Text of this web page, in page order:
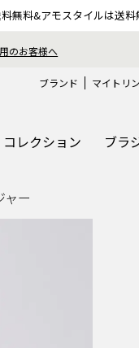
無料&アモスタイルは送料
のお客様へ
ブランド マイトリ
コレクション ブラ
ャー